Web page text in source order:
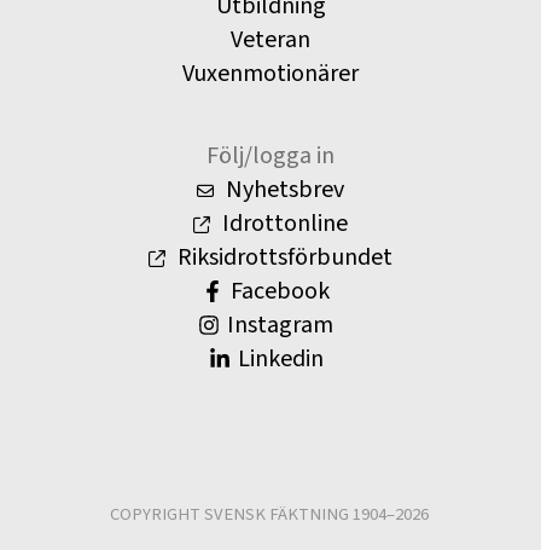
Veteran
Vuxenmotionärer
Följ/logga in
Nyhetsbrev
Idrottonline
Riksidrottsförbundet
Facebook
Instagram
Linkedin
COPYRIGHT SVENSK FÄKTNING 1904–2026